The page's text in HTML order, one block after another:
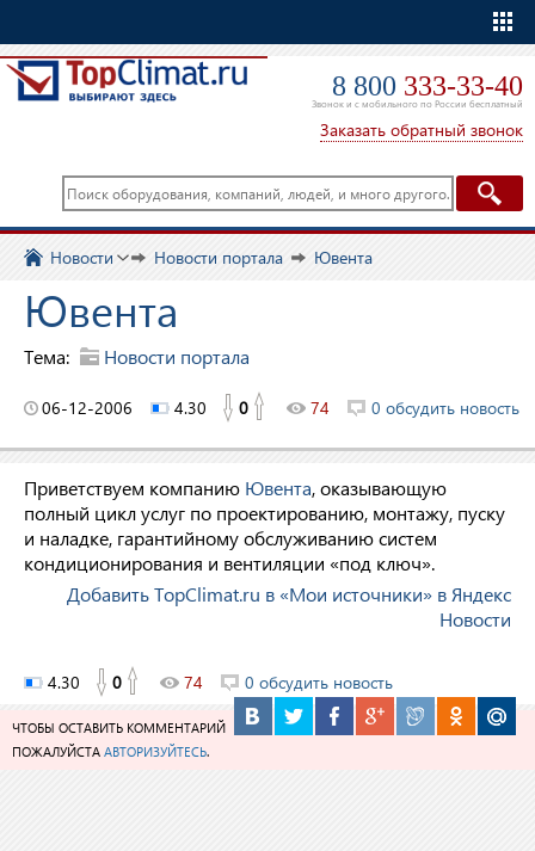
8 800 333-33-40
Звонок и с мобильного по России бесплатный
Заказать обратный звонок
Новости Новости портала Ювента
Ювента
Тема: Новости портала
06-12-2006 4.30 0 74 0 обсудить новость
Приветствуем компанию Ювента, оказывающую
полный цикл услуг по проектированию, монтажу, пуску
и наладке, гарантийному обслуживанию систем
кондиционирования и вентиляции «под ключ».
Добавить TopClimat.ru в «Мои источники» в Яндекс
Новости
4.30 0 74 0 обсудить новость
ЧТОБЫ ОСТАВИТЬ КОММЕНТАРИЙ
ПОЖАЛУЙСТА АВТОРИЗУЙТЕСЬ.